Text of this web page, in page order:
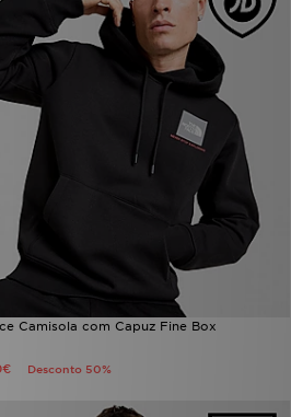
Camisola com Capuz Fine Box
Desconto 50%